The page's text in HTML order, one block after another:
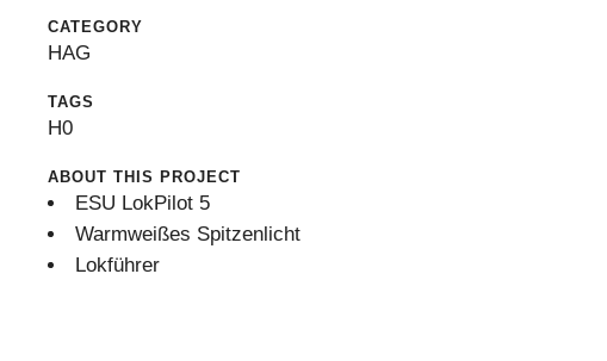
CATEGORY
HAG
TAGS
H0
ABOUT THIS PROJECT
ESU LokPilot 5
Warmweißes Spitzenlicht
Lokführer